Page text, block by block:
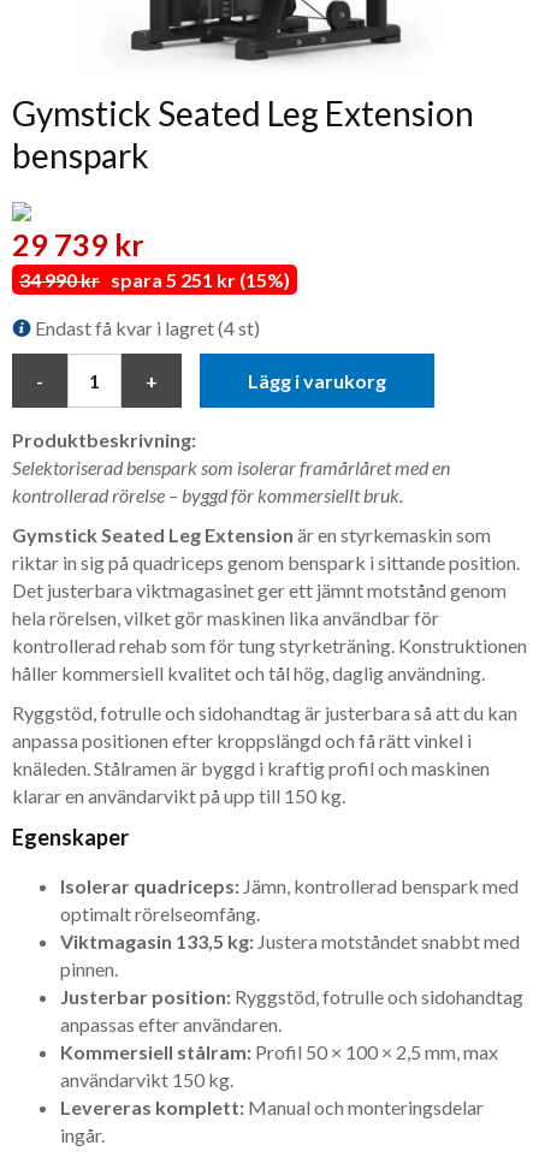
Gymstick Seated Leg Extension
benspark
29 739 kr
34 990 kr spara 5 251 kr (15%)
Endast få kvar i lagret (4 st)
Lägg i varukorg
Produktbeskrivning:
Selektoriserad benspark som isolerar framårlåret med en
kontrollerad rörelse – byggd för kommersiellt bruk.
Gymstick Seated Leg Extension är en styrkemaskin som
riktar in sig på quadriceps genom benspark i sittande position.
Det justerbara viktmagasinet ger ett jämnt motstånd genom
hela rörelsen, vilket gör maskinen lika användbar för
kontrollerad rehab som för tung styrketräning. Konstruktionen
håller kommersiell kvalitet och tål hög, daglig användning.
Ryggstöd, fotrulle och sidohandtag är justerbara så att du kan
anpassa positionen efter kroppslängd och få rätt vinkel i
knäleden. Stålramen är byggd i kraftig profil och maskinen
klarar en användarvikt på upp till 150 kg.
Egenskaper
Isolerar quadriceps: Jämn, kontrollerad benspark med
optimalt rörelseomfång.
Viktmagasin 133,5 kg: Justera motståndet snabbt med
pinnen.
Justerbar position: Ryggstöd, fotrulle och sidohandtag
anpassas efter användaren.
Kommersiell stålram: Profil 50 × 100 × 2,5 mm, max
användarvikt 150 kg.
Levereras komplett: Manual och monteringsdelar
ingår.